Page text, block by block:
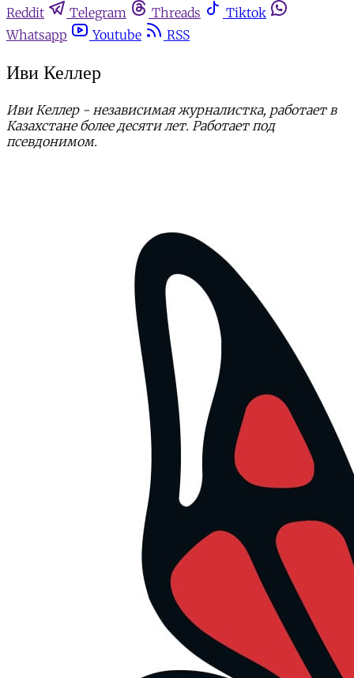
Reddit
Telegram Threads
Tiktok
Whatsapp
Youtube RSS
Иви Келлер
Иви Келлер - независимая журналистка, работает в
Казахстане более десяти лет. Работает под
псевдонимом.